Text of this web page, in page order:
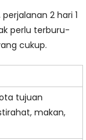
2 hari 1
perlu terburu-
cukup.
tujuan
makan,